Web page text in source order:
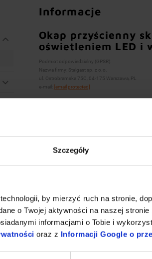
Szczegóły
by mierzyć ruch na stronie,
o Twojej aktywności na naszej
informacjami o Tobie i
oraz z Informacji Google o
Informacje
Okap przyścienny
oświetleniem LED i
Podmiot odpowiedzialny (GPSR):
Nazwa firmy: Stalgast sp. z o.o.
ul. Ostrobramska 75C, 04-175 Warszawa, PL
e-mail:
[email protected]